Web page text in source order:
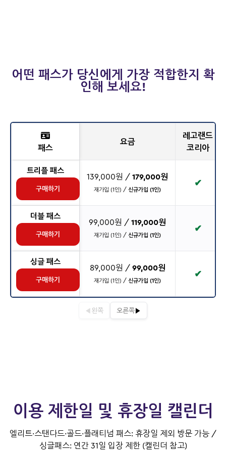
어떤 패스가 당신에게 가장 적합한지 확
인해 보세요!
패스
요금
레고랜드
코리아
트리플 패스
구매하기
139,000원 / 179,000원
재가입 (1인) / 신규가입 (1인)
✔
더블 패스
구매하기
99,000원 / 119,000원
재가입 (1인) / 신규가입 (1인)
✔
싱글 패스
구매하기
89,000원 / 99,000원
재가입 (1인) / 신규가입 (1인)
✔
◀왼쪽 오른쪽▶
이용 제한일 및 휴장일 캘린더
엘리트·스탠다드·골드·플래티넘 패스: 휴장일 제외 방문 가능 /
싱글패스: 연간 31일 입장 제한 (캘린더 참고)